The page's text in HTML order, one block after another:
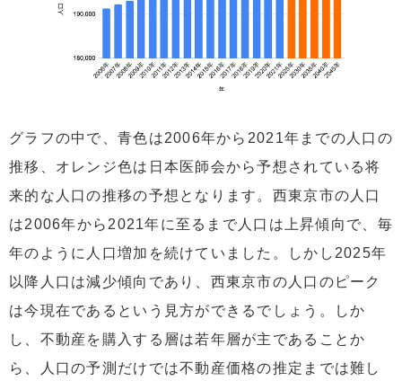
グラフの中で、青色は2006年から2021年までの人口の
推移、オレンジ色は日本医師会から予想されている将
来的な人口の推移の予想となります。西東京市の人口
は2006年から2021年に至るまで人口は上昇傾向で、毎
年のように人口増加を続けていました。しかし2025年
以降人口は減少傾向であり、西東京市の人口のピーク
は今現在であるという見方ができるでしょう。しか
し、不動産を購入する層は若年層が主であることか
ら、人口の予測だけでは不動産価格の推定までは難し